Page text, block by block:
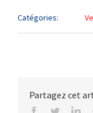
Catégories:
Partagez cet
Facebook
Twitter